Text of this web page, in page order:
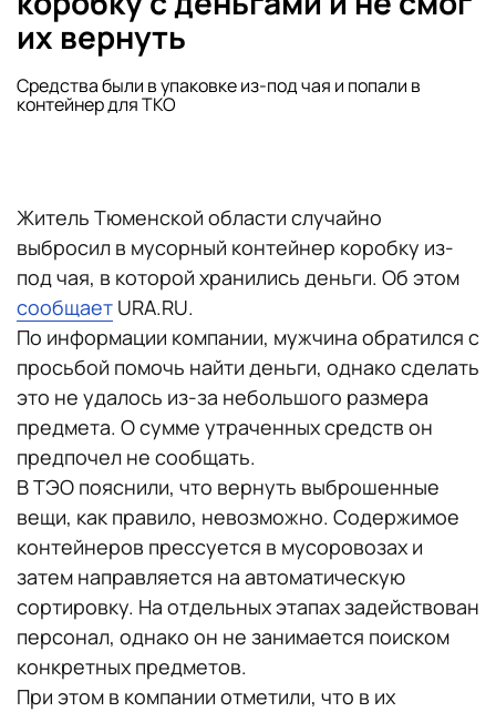
их вернуть
Средства были в упаковке из-под чая и попали в
контейнер для ТКО
Житель Тюменской области случайно
выбросил в мусорный контейнер коробку из-
под чая, в которой хранились деньги. Об этом
сообщает URA.RU.
По информации компании, мужчина обратился с
просьбой помочь найти деньги, однако сделать
это не удалось из-за небольшого размера
предмета. О сумме утраченных средств он
предпочел не сообщать.
В ТЭО пояснили, что вернуть выброшенные
вещи, как правило, невозможно. Содержимое
контейнеров прессуется в мусоровозах и
затем направляется на автоматическую
сортировку. На отдельных этапах задействован
персонал, однако он не занимается поиском
конкретных предметов.
При этом в компании отметили, что в их